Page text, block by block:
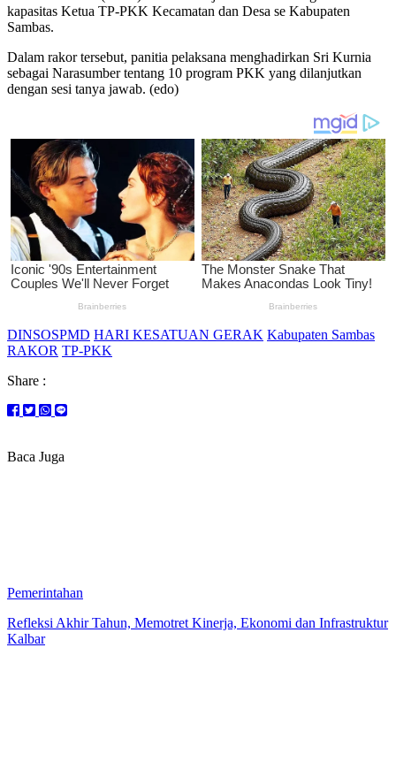
kapasitas Ketua TP-PKK Kecamatan dan Desa se Kabupaten
Sambas.
Dalam rakor tersebut, panitia pelaksana menghadirkan Sri Kurnia
sebagai Narasumber tentang 10 program PKK yang dilanjutkan
dengan sesi tanya jawab. (edo)
DINSOSPMD HARI KESATUAN GERAK Kabupaten Sambas
RAKOR TP-PKK
Share :
Baca Juga
Pemerintahan
Refleksi Akhir Tahun, Memotret Kinerja, Ekonomi dan Infrastruktur
Kalbar